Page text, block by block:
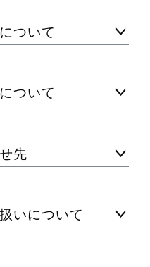
ついて
ついて
先
いについて